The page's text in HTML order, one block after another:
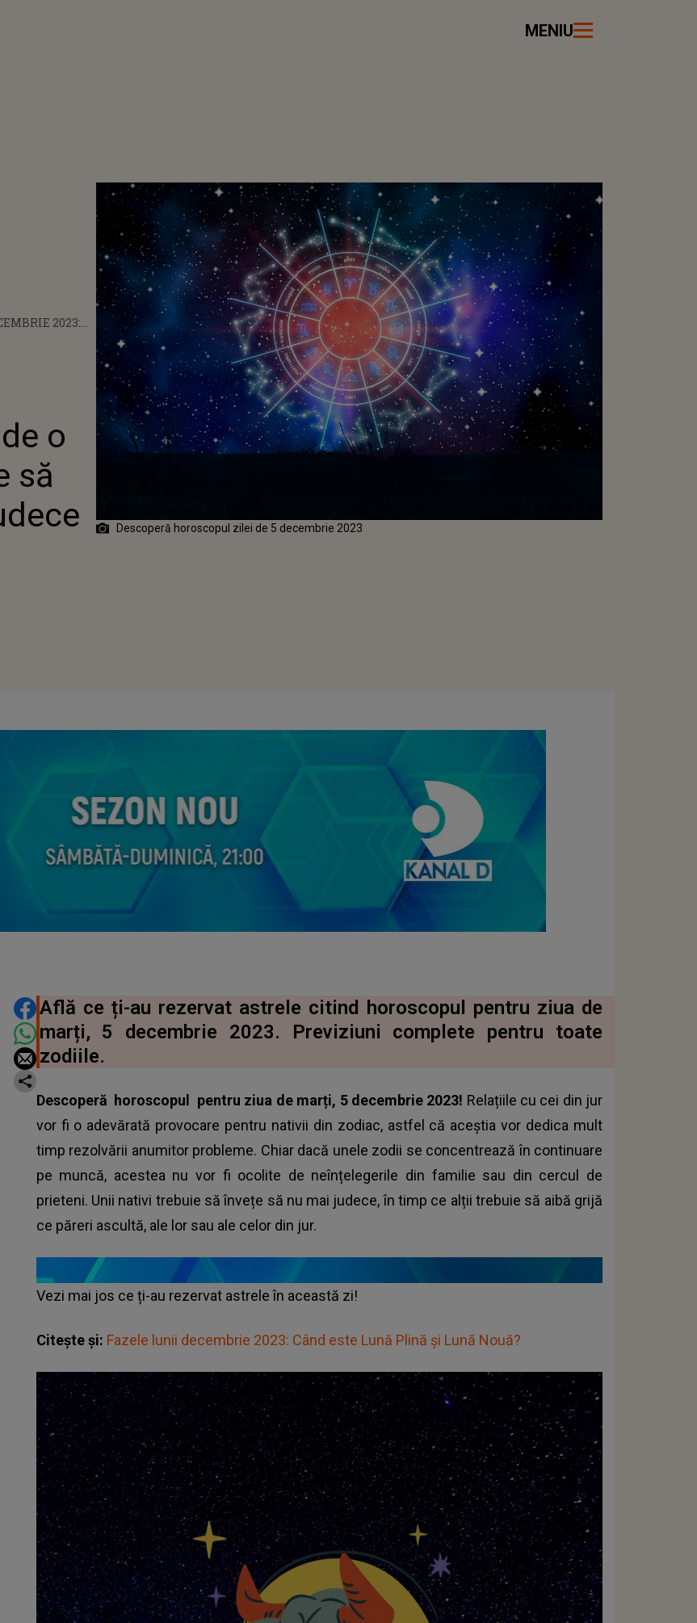
MENIU
2023:
SĂ NU ÎI
o
să
Descoperă horoscopul zilei de 5 decembrie 2023
DISTRIBUIE ARTICOLUL
Află ce ți-au rezervat astrele citind horoscopul pentru ziua de
marți, 5 decembrie 2023. Previziuni complete pentru toate
zodiile.
Descoperă horoscopul pentru ziua de marți, 5 decembrie 2023! Relațiile cu cei din jur
vor fi o adevărată provocare pentru nativii din zodiac, astfel că aceștia vor dedica mult
timp rezolvării anumitor probleme. Chiar dacă unele zodii se concentrează în continuare
pe muncă, acestea nu vor fi ocolite de neînțelegerile din familie sau din cercul de
prieteni. Unii nativi trebuie să învețe să nu mai judece, în timp ce alții trebuie să aibă grijă
ce păreri ascultă, ale lor sau ale celor din jur.
Vezi mai jos ce ți-au rezervat astrele în această zi!
Citește și: Fazele lunii decembrie 2023: Când este Lună Plină și Lună Nouă?